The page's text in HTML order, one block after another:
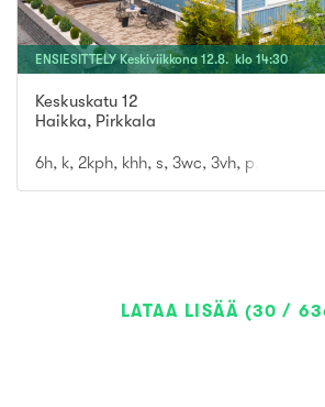
ENSIESITTELY Keskiviikkona 12.8. klo 14:30
Keskuskatu 12
Haikka, Pirkkala
6h, k, 2kph, khh, s, 3wc, 3vh, p, terassi,
LATAA LISÄÄ (30 /